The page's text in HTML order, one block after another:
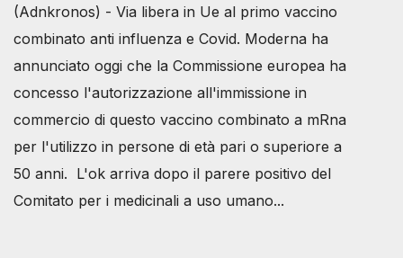
(Adnkronos) - Via libera in Ue al primo vaccino
combinato anti influenza e Covid. Moderna ha
annunciato oggi che la Commissione europea ha
concesso l'autorizzazione all'immissione in
commercio di questo vaccino combinato a mRna
per l'utilizzo in persone di età pari o superiore a
50 anni. L'ok arriva dopo il parere positivo del
Comitato per i medicinali a uso umano...